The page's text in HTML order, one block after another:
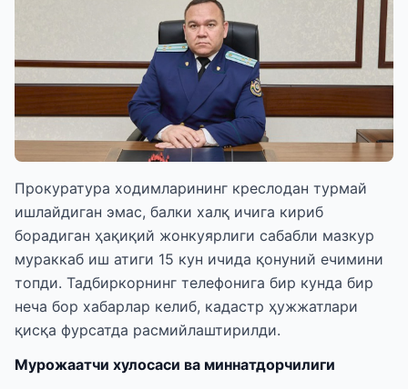
Прокуратура ходимларининг креслодан турмай
ишлайдиган эмас, балки халқ ичига кириб
борадиган ҳақиқий жонкуярлиги сабабли мазкур
мураккаб иш атиги 15 кун ичида қонуний ечимини
топди. Тадбиркорнинг телефонига бир кунда бир
неча бор хабарлар келиб, кадастр ҳужжатлари
қисқа фурсатда расмийлаштирилди.
Мурожаатчи хулосаси ва миннатдорчилиги